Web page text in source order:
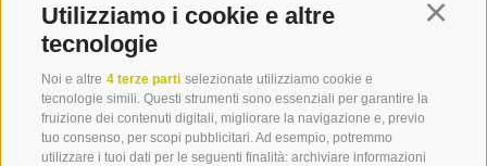
Utilizziamo i cookie e altre
tecnologie
Noi e altre 4 terze parti selezionate utilizziamo cookie e
tecnologie simili. Questi strumenti sono essenziali per garantire la
fruizione dei contenuti digitali, migliorare la navigazione e, previo
tuo consenso, per scopi pubblicitari. Ad esempio, potremmo
utilizzare i tuoi dati per le seguenti finalità: archiviare informazioni
Tra il 1874 e il 1914 soggiornarono a Chiusa quasi
300 artisti, tra cui nomi noti come Alexander
Koester, Franz von Defregger, Albin Egger-Lienz e
Hans Loesch, accanto ad artisti locali come
Gallmetzer, Piffrader, Rabensteiner e Telfner.
Particolarmente stretto fu il legame con Alexander
Koester, che visse e lavorò a Chiusa per molti anni,